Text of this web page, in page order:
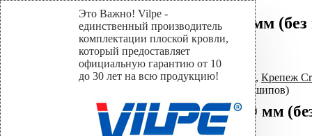
Это Важно! Vilpe -
единственный производитель
комплектации плоской кровли,
который предоставляет
официальную гарантию от 10
до 30 лет на всю продукцию!
Крепление Croco B 170 мм
Home
Магазин
Крепеж для мембранной кровли, Крепеж
Крепление Croco B 170 мм (без шипов)
Крепление Croco B 170 мм